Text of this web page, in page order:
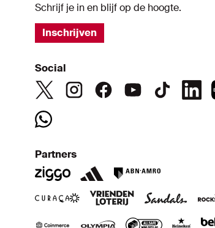
Schrijf je in en blijf op de hoogte.
Inschrijven
Social
Partners